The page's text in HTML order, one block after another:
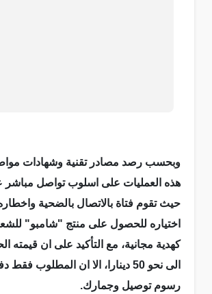
وبحسب رصد مصادر تقنية وشهادات
هذه العمليات على اسلوب تواصل مباشر
حيث تقوم فتاة بالاتصال بالضحية
اختياره للحصول على منتج "شامبو"
كهدية مجانية، مع التأكيد على ان قيمته
رسوم توصيل وجمارك.